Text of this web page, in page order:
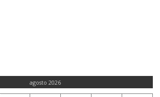
agosto 2026